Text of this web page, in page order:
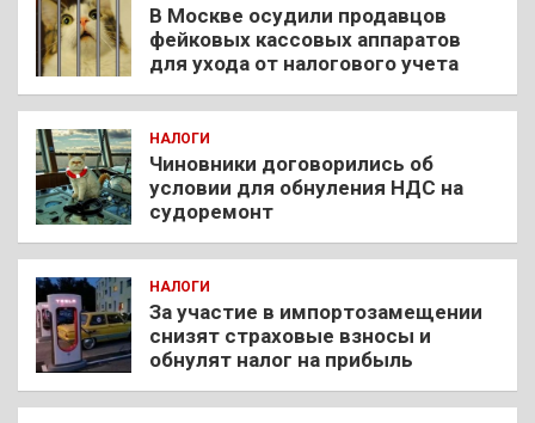
В Москве осудили продавцов
фейковых кассовых аппаратов
для ухода от налогового учета
НАЛОГИ
Чиновники договорились об
условии для обнуления НДС на
судоремонт
НАЛОГИ
За участие в импортозамещении
снизят страховые взносы и
обнулят налог на прибыль